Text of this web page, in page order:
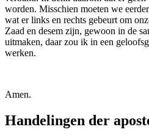
worden. Misschien moeten we
wat er links en rechts gebeurt om
Zaad en desem zijn, gewoon in de
uitmaken, daar zou ik in een
werken.
Amen.
Handelingen der